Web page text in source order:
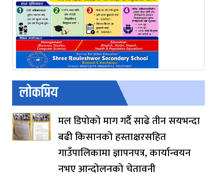
लोकप्रिय
मल डिपोको माग गर्दै साढे तीन सयभन्दा
बढी किसानको हस्ताक्षरसहित
गाउँपालिकामा ज्ञापनपत्र, कार्यान्वयन
नभए आन्दोलनको चेतावनी